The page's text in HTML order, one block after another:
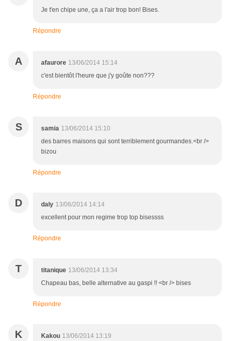
Je t'en chipe une, ça a l'air trop bon! Bises.
Répondre
A afaurore 13/06/2014 15:14
c'est bientôt l'heure que j'y goûte non???
Répondre
S samia 13/06/2014 15:10
des barres maisons qui sont terriblement gourmandes.<br />
bizou
Répondre
D daly 13/06/2014 14:14
excellent pour mon regime trop top bisessss
Répondre
T titanique 13/06/2014 13:34
Chapeau bas, belle alternative au gaspi !! <br /> bises
Répondre
K Kakou 13/06/2014 13:19